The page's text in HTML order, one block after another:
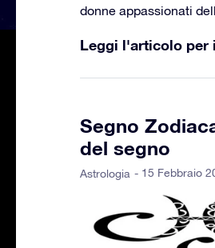
donne appassionati
Leggi l'articolo per
Segno
del segno
Astrologia - 15 Febbraio